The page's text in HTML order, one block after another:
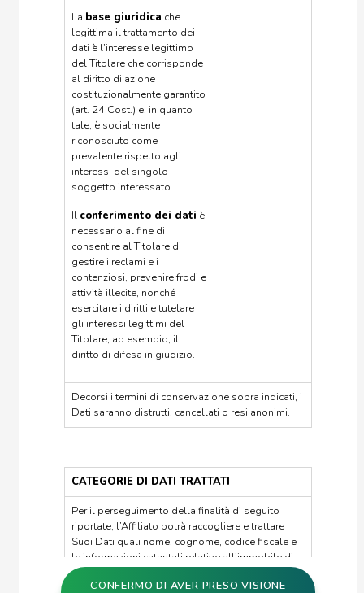
La base giuridica che
legittima il trattamento dei
dati è l’interesse legittimo
del Titolare che corrisponde
al diritto di azione
costituzionalmente garantito
(art. 24 Cost.) e, in quanto
tale, è socialmente
riconosciuto come
prevalente rispetto agli
interessi del singolo
soggetto interessato.
Il conferimento dei dati è
necessario al fine di
consentire al Titolare di
gestire i reclami e i
contenziosi, prevenire frodi e
attività illecite, nonché
esercitare i diritti e tutelare
gli interessi legittimi del
Titolare, ad esempio, il
diritto di difesa in giudizio.
Decorsi i termini di conservazione sopra indicati, i
Dati saranno distrutti, cancellati o resi anonimi.
CATEGORIE DI DATI TRATTATI
Per il perseguimento della finalità di seguito
riportate, l’Affiliato potrà raccogliere e trattare
Suoi Dati quali nome, cognome, codice fiscale e
le informazioni catastali relative all’immobile di
Sua proprietà, così come presenti all’interno della
visura catastale estratta dai portali pubblici
CONFERMO DI AVER PRESO VISIONE